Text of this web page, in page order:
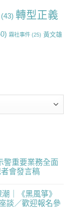
(43) 轉型正義
霧社事件 (25) 黃文雄
警重要業務全面
會發言稿
｜《黑風箏》
談／歡迎報名參